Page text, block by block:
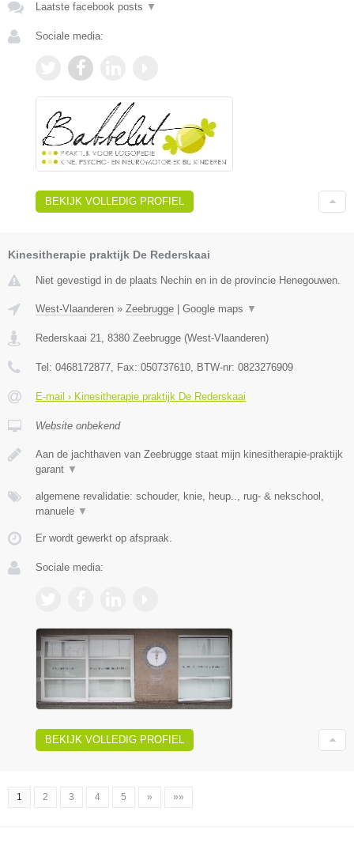
Laatste facebook posts ▼
Sociale media:
BEKIJK VOLLEDIG PROFIEL
Kinesitherapie praktijk De Rederskaai
Niet gevestigd in de plaats Nechin en in de provincie Henegouwen.
West-Vlaanderen » Zeebrugge | Google maps ▼
Rederskaai 21 8380 Zeebrugge (West-Vlaanderen)
Tel: 0468172877 , Fax: 050737610 , BTW-nr: 0823276909
E-mail › Kinesitherapie praktijk De Rederskaai
Website onbekend
Aan de jachthaven van Zeebrugge staat mijn kinesitherapie-praktijk
garant ▼
algemene revalidatie: schouder, knie, heup.., rug- & nekschool,
manuele ▼
Er wordt gewerkt op afspraak.
Sociale media:
BEKIJK VOLLEDIG PROFIEL
1 2 3 4 5 » »»